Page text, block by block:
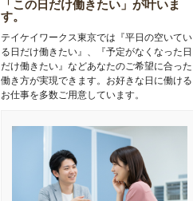
「この日だけ働きたい」が叶いま
す。
テイケイワークス東京では『平日の空いてい
る日だけ働きたい』、『予定がなくなった日
だけ働きたい』などあなたのご希望に合った
働き方が実現できます。お好きな日に働ける
お仕事を多数ご用意しています。